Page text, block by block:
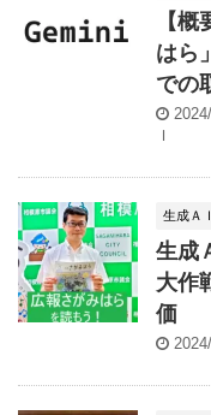
【
はら
での
Ｉ
生成ＡＩ
生成
大作
価